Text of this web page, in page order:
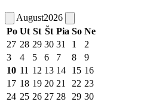
August2026
Po Ut St Št Pia So Ne
27 28 29 30 31 1
2
3
4 5 6 7 8
9
10 11 12 13 14 15 16
17 18 19 20 21 22 23
24 25 26 27 28 29 30